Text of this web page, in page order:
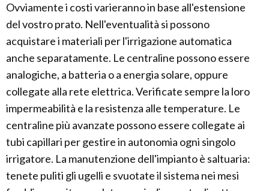
Ovviamente i costi varieranno in base all'estensione
del vostro prato. Nell'eventualità si possono
acquistare i materiali per l'irrigazione automatica
anche separatamente. Le centraline possono essere
analogiche, a batteria o a energia solare, oppure
collegate alla rete elettrica. Verificate sempre la loro
impermeabilità e la resistenza alle temperature. Le
centraline più avanzate possono essere collegate ai
tubi capillari per gestire in autonomia ogni singolo
irrigatore. La manutenzione dell'impianto è saltuaria:
tenete puliti gli ugelli e svuotate il sistema nei mesi